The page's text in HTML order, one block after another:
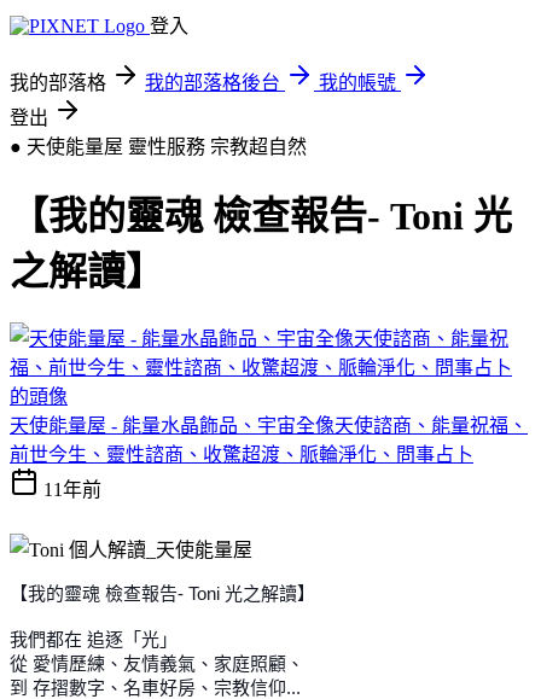
登入
我的部落格 我的部落格後台
我的帳號
登出
● 天使能量屋 靈性服務 宗教超自然
【我的靈魂 檢查報告- Toni 光
之解讀】
天使能量屋 - 能量水晶飾品、宇宙全像天使諮商、能量祝福、
前世今生、靈性諮商、收驚超渡、脈輪淨化、問事占卜
11年前
【我的靈魂 檢查報告- Toni 光之解讀】
我們都在 追逐「光」
從 愛情歷練、友情義氣、家庭照顧、
到 存摺數字、名車好房、宗教信仰...